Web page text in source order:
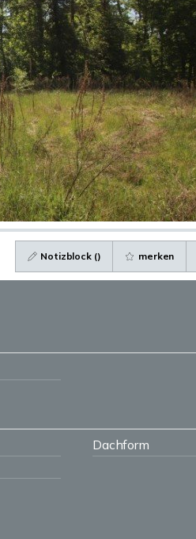
Notizblock () merken
Dachform